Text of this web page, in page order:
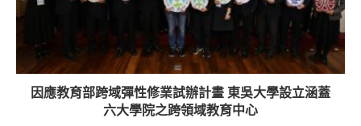
因應教育部跨域彈性修業試辦計畫 東吳大學設立涵蓋
六大學院之跨領域教育中心